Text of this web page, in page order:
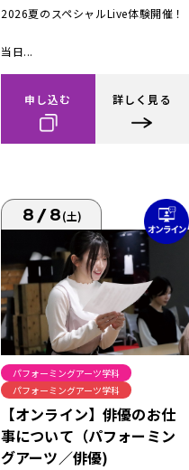
2026夏のスペシャルLive体験開催！
当日...
申し込む 詳しく見る
8/8(土)
パフォーミングアーツ学科
パフォーミングアーツ学科
【オンライン】俳優のお仕
事について（パフォーミン
グアーツ／俳優)